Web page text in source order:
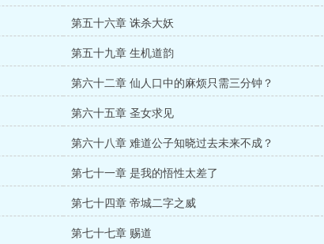
第五十六章 诛杀大妖
第五十九章 生机道韵
第六十二章 仙人口中的麻烦只需三分钟？
第六十五章 圣女求见
第六十八章 难道公子知晓过去未来不成？
第七十一章 是我的悟性太差了
第七十四章 帝城二字之威
第七十七章 赐道